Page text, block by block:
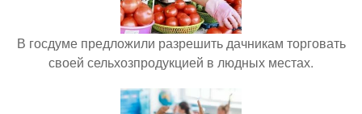
В госдуме предложили разрешить дачникам торговать
своей сельхозпродукцией в людных местах.